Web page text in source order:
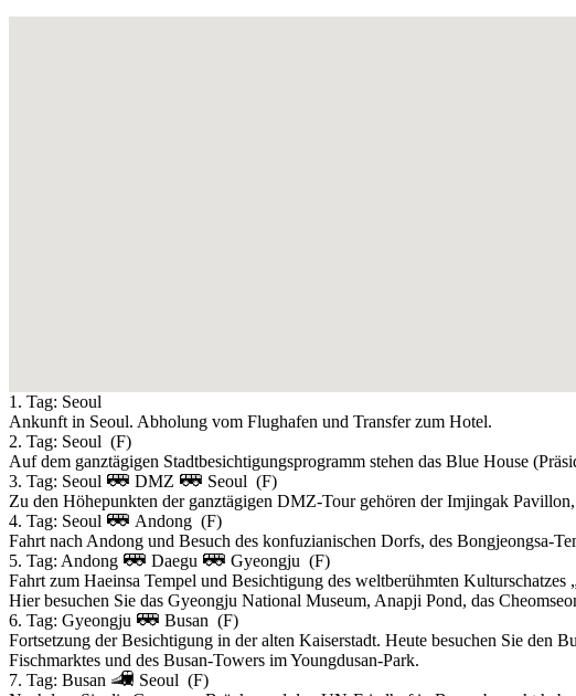
1. Tag: Seoul
Ankunft in Seoul. Abholung vom Flughafen und Transfer zum Hotel.
2. Tag: Seoul (F)
Auf dem ganztägigen Stadtbesichtigungsprogramm stehen das Blue House
3. Tag: Seoul DMZ Seoul (F)
Zu den Höhepunkten der ganztägigen DMZ-Tour gehören der Imjingak
4. Tag: Seoul Andong (F)
Fahrt nach Andong und Besuch des konfuzianischen Dorfs, des Bongjeongsa-
5. Tag: Andong Daegu Gyeongju (F)
Fahrt zum Haeinsa Tempel und Besichtigung des weltberühmten
Hier besuchen Sie das Gyeongju National Museum, Anapji Pond, das
6. Tag: Gyeongju Busan (F)
Fortsetzung der Besichtigung in der alten Kaiserstadt. Heute besuchen Sie den
Fischmarktes und des Busan-Towers im Youngdusan-Park.
7. Tag: Busan Seoul (F)